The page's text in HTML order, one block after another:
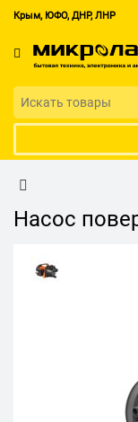
Крым, ЮФО, ДНР, ЛНР
Насос